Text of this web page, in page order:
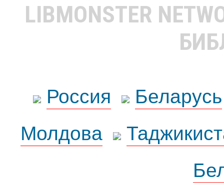
LIBMONSTER
Россия
Беларусь
Молдова